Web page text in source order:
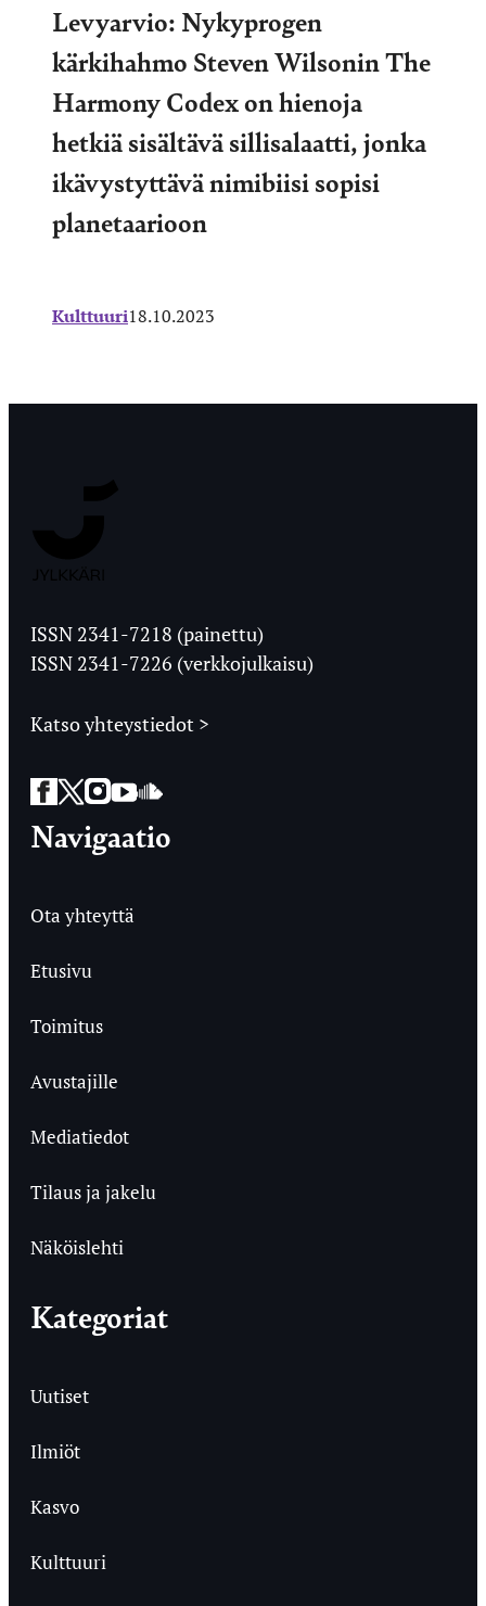
Levyarvio: Nykyprogen
kärkihahmo Steven Wilsonin The
Harmony Codex on hienoja
hetkiä sisältävä sillisalaatti, jonka
ikävystyttävä nimibiisi sopisi
planetaarioon
Kulttuuri18.10.2023
Ylioppilaslehti
ISSN 2341-7218 (painettu)
ISSN 2341-7226 (verkkojulkaisu)
Katso yhteystiedot >
Facebook
Twitter
Instagram
YouTube
SoundCloud
Navigaatio
Ota yhteyttä
Etusivu
Toimitus
Avustajille
Mediatiedot
Tilaus ja jakelu
Näköislehti
Kategoriat
Uutiset
Ilmiöt
Kasvo
Kulttuuri